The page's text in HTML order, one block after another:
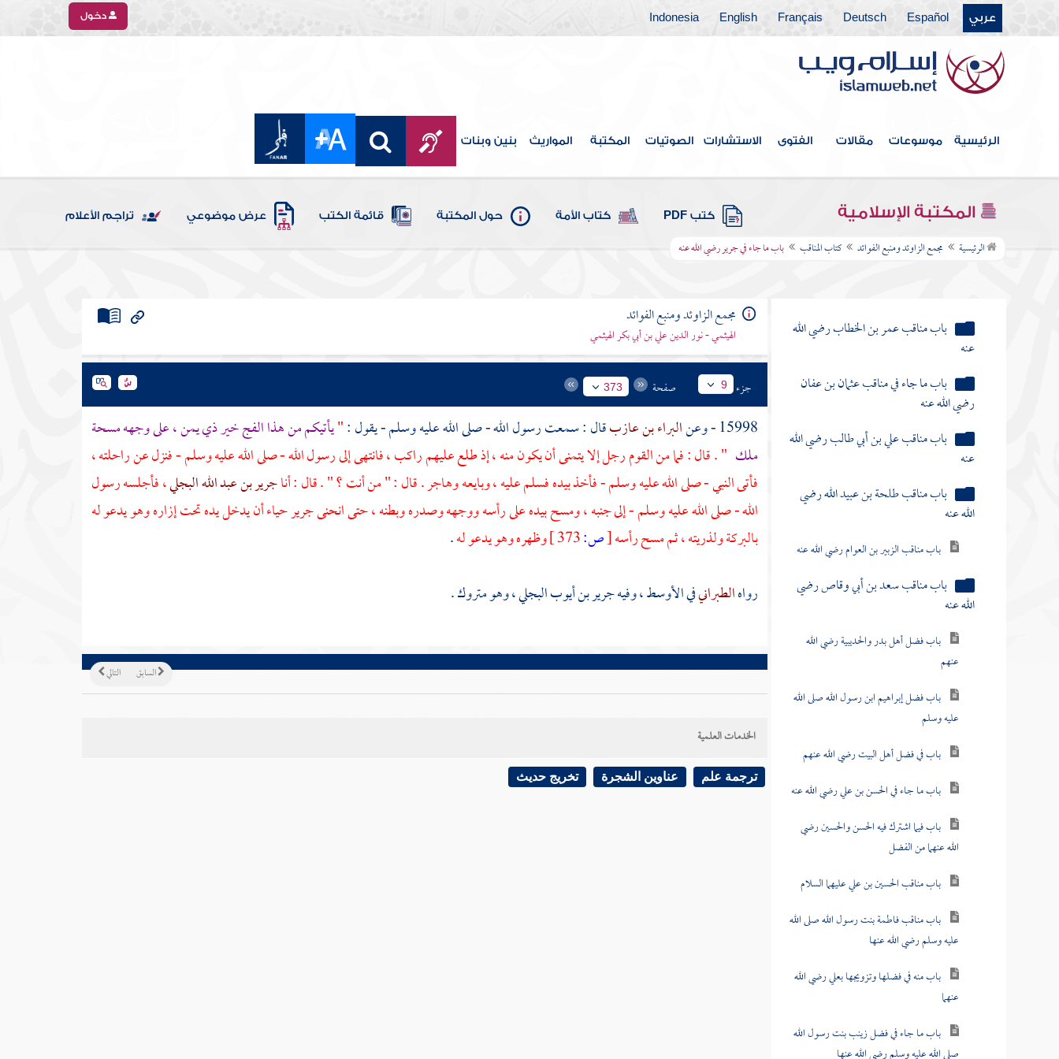
عربي Español
Deutsch
Français
English
Indonesia دخول
الرئيسية موسوعات مقالات الفتوى الاستشارات الصوتيات المكتبة المواريث بنين وبنات
المكتبة الإسلامية كتب PDF كتاب الأمة حول المكتبة قائمة الكتب عرض موضوعي تراجم الأعلام
الرئيسية مجمع الزاوئد ومنبع الفوائد كتاب المناقب باب ما جاء في جرير رضي الله عنه
كتاب القدر
كتاب الفتن أعاذنا الله منها
كتاب الأدب
كتاب البر والصلة
كتاب فيه ذكر الأنبياء
كتاب علامات النبوة
كتاب المناقب
باب مناقب عمر بن الخطاب رضي الله
عنه
باب ما جاء في مناقب عثمان بن عفان
رضي الله عنه
باب مناقب علي بن أبي طالب رضي الله
عنه
باب مناقب طلحة بن عبيد الله رضي
الله عنه
باب مناقب الزبير بن العوام رضي الله عنه
باب مناقب سعد بن أبي وقاص رضي
الله عنه
باب فضل أهل بدر والحديبية رضي الله
عنهم
باب فضل إبراهيم ابن رسول الله صلى الله
عليه وسلم
باب في فضل أهل البيت رضي الله عنهم
باب ما جاء في الحسن بن علي رضي الله عنه
باب فيما اشترك فيه الحسن والحسين رضي
الله عنهما من الفضل
باب مناقب الحسين بن علي عليهما السلام
باب مناقب فاطمة بنت رسول الله صلى الله
عليه وسلم رضي الله عنها
باب منه في فضلها وتزويجها بعلي رضي الله
عنهما
باب ما جاء في فضل زينب بنت رسول الله
مجمع الزاوئد ومنبع الفوائد
الهيثمي - نور الدين علي بن أبي بكر الهيثمي
جزء 9 صفحة 373
15998 - وعن البراء بن عازبقال : سمعت رسول الله - صلى الله عليه وسلم - يقول :"يأتيكم من هذا الفج خير ذييمن، على وجهه مسحة
ملك " . قال : فما من القوم رجل إلا يتمنى أن يكون منه ، إذ طلع عليهم راكب ، فانتهى إلى رسول الله - صلى الله عليه وسلم - فنزل عن راحلته ،
فأتى النبي - صلى الله عليه وسلم - فأخذ بيده فسلم عليه ، وبايعه وهاجر . قال : " من أنت ؟ " . قال : أناجرير بن عبد الله البجلي، فأجلسه رسول
الله - صلى الله عليه وسلم - إلى جنبه ، ومسح بيده على رأسه ووجهه وصدره وبطنه ، حتى انحنىجريرحياء أن يدخل يده تحت إزاره وهو يدعو له
بالبركة ولذريته ، ثم مسح رأسه[ص: وظهره وهو يدعو له.
رواهالطبرانيفي الأوسط ، وفيهجرير بن أيوب البجلي، وهو متروك .
التالي السابق
الخدمات العلمية
ترجمة علم عناوين الشجرة تخريج حديث